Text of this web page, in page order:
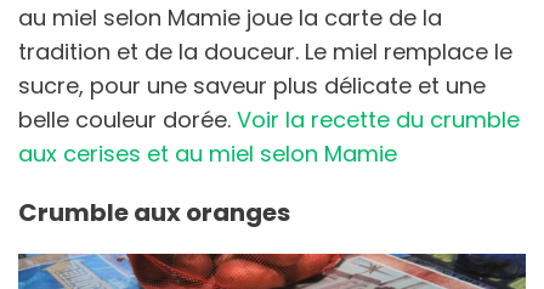
au miel selon Mamie joue la carte de la
tradition et de la douceur. Le miel remplace le
sucre, pour une saveur plus délicate et une
belle couleur dorée. Voir la recette du crumble
aux cerises et au miel selon Mamie
Crumble aux oranges